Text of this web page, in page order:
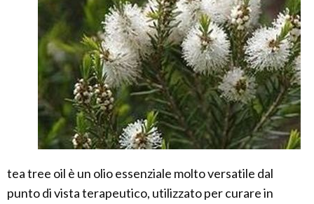
tea tree oil è un olio essenziale molto versatile dal
punto di vista terapeutico, utilizzato per curare in